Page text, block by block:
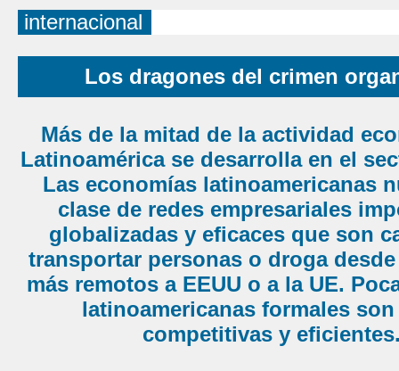
internacional
Los dragones del crimen
Más de la mitad de la actividad
Latinoamérica se desarrolla en el
Las economías latinoamericanas
clase de redes empresariales
globalizadas y eficaces que son
transportar personas o droga
más remotos a EEUU o a la UE.
latinoamericanas formales
competitivas y